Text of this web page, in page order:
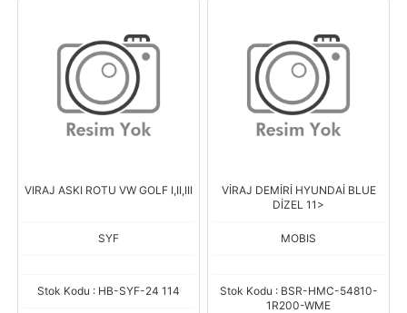
VIRAJ ASKI ROTU VW GOLF I,II,III
SYF
Stok Kodu : HB-SYF-24 114
VİRAJ DEMİRİ HYUNDAİ BLUE
DİZEL 11>
MOBIS
Stok Kodu : BSR-HMC-54810-
1R200-WME